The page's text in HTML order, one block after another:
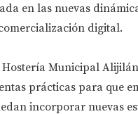
en las nuevas
digital.
Municipal
prácticas para que
incorporar nuevas